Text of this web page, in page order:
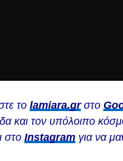
το lamiara.grστο
και τον υπόλοιπο
στο Instagram για να